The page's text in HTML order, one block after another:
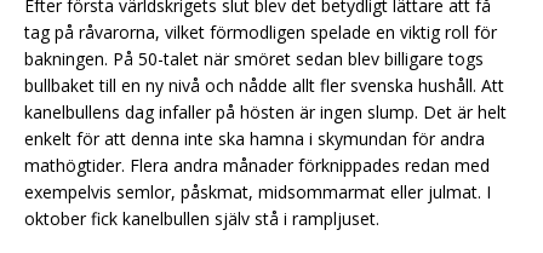
Efter första världskrigets slut blev det betydligt lättare att få
tag på råvarorna, vilket förmodligen spelade en viktig roll för
bakningen. På 50-talet när smöret sedan blev billigare togs
bullbaket till en ny nivå och nådde allt fler svenska hushåll. Att
kanelbullens dag infaller på hösten är ingen slump. Det är helt
enkelt för att denna inte ska hamna i skymundan för andra
mathögtider. Flera andra månader förknippades redan med
exempelvis semlor, påskmat, midsommarmat eller julmat. I
oktober fick kanelbullen själv stå i rampljuset.